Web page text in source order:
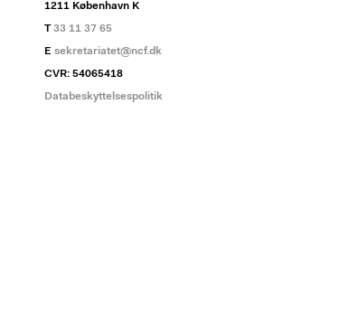
1211 København K
T 33 11 37 65
E sekretariatet@ncf.dk
CVR: 54065418
Databeskyttelsespolitik